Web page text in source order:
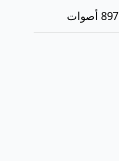
897 أصوات